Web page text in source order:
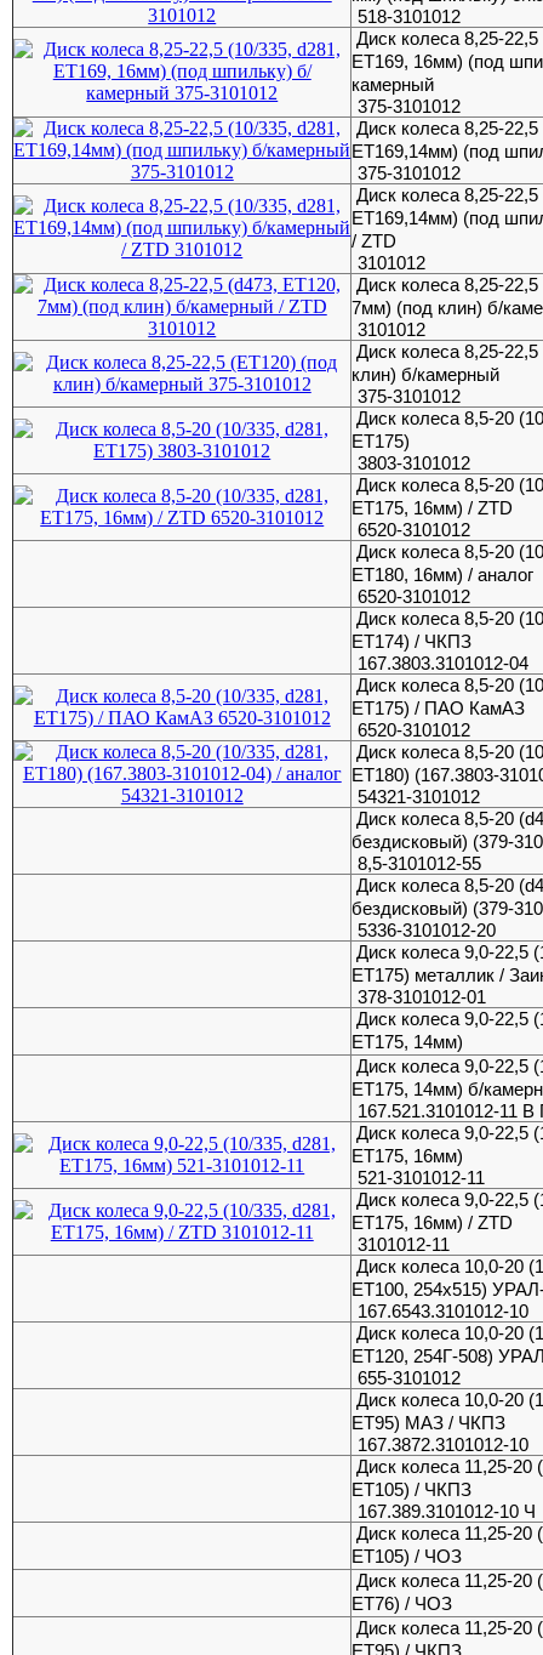
518-3101012
Диск колеса 8,25-
ЕТ169, 16мм) (под
камерный
375-3101012
Диск колеса 8,25-
ЕТ169,14мм) (под
375-3101012
Диск колеса 8,25-
ЕТ169,14мм) (под
/ ZTD
3101012
Диск колеса 8,25-
7мм) (под клин) б/
3101012
Диск колеса 8,25-
клин) б/камерный
375-3101012
Диск колеса 8,5-20
ET175)
3803-3101012
Диск колеса 8,5-20
ET175, 16мм) / ZTD
6520-3101012
Диск колеса 8,5-20
ET180, 16мм) / аналог
6520-3101012
Диск колеса 8,5-20
ЕТ174) / ЧКПЗ
167.3803.3101012-04
Диск колеса 8,5-20
ЕТ175) / ПАО КамАЗ
6520-3101012
Диск колеса 8,5-20
ЕТ180) (167.3803-
54321-3101012
Диск колеса 8,5-20
бездисковый) (379-
8,5-3101012-55
Диск колеса 8,5-20
бездисковый) (379-
5336-3101012-20
Диск колеса 9,0-22,5
ET175) металлик /
378-3101012-01
Диск колеса 9,0-22,5
ET175, 14мм)
Диск колеса 9,0-22,5
ET175, 14мм) б/
167.521.3101012-11 В
Диск колеса 9,0-22,5
ET175, 16мм)
521-3101012-11
Диск колеса 9,0-22,5
ET175, 16мм) / ZTD
3101012-11
Диск колеса 10,0-20
ЕТ100, 254х515)
167.6543.3101012-10
Диск колеса 10,0-20
ЕТ120, 254Г-508)
655-3101012
Диск колеса 10,0-20
ЕТ95) МАЗ / ЧКПЗ
167.3872.3101012-10
Диск колеса 11,25-20
ET105) / ЧКПЗ
167.389.3101012-10 Ч
Диск колеса 11,25-20
ET105) / ЧОЗ
Диск колеса 11,25-20
ET76) / ЧОЗ
Диск колеса 11,25-20